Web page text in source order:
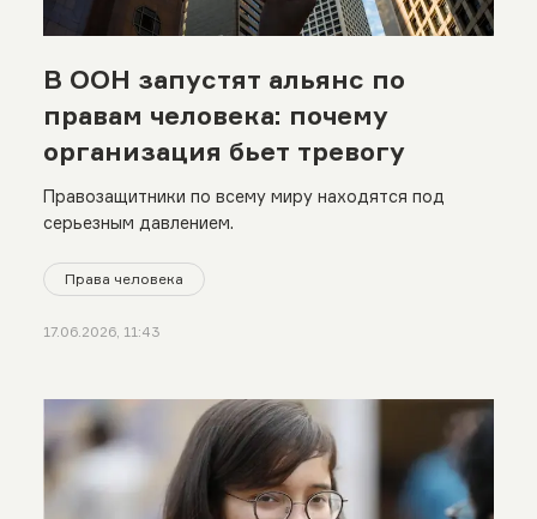
В ООН запустят альянс по
правам человека: почему
организация бьет тревогу
Правозащитники по всему миру находятся под
серьезным давлением.
Права человека
17.06.2026, 11:43